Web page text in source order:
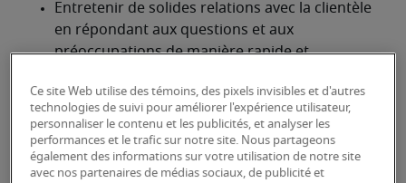
Entretenir de solides relations avec la clientèle
en répondant aux questions et aux
préoccupations de manière rapide et
Régler les plaintes des clients, gérer les fichiers
de la base de données et rédiger les rapports
périodiques sur les problèmes liés au service à
la clientèle.
Ce site Web utilise des témoins, des pixels invisibles et d'autres
technologies de suivi pour améliorer l'expérience utilisateur,
personnaliser le contenu et les publicités, et analyser les
performances et le trafic sur notre site. Nous partageons
également des informations sur votre utilisation de notre site
avec nos partenaires de médias sociaux, de publicité et